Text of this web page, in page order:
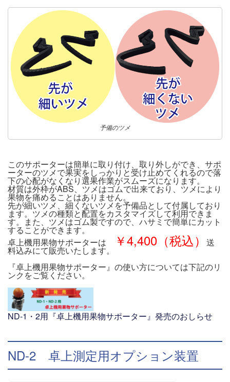
予備のツメ
このサポーターは簡単に取り付け、取り外しができ、サポ
ーターのツメで果実をしっかりと受け止めてくれるので落
下の心配がなくなり選果作業がスムーズになります。
材質は外枠がABS、ツメはゴムで出来ており、ツメにより
果物を痛めることはありません。
先が細いツメ、細くないツメを予備品として付属しており
ます。ツメの種類と配置をカスタマイズして利用できま
す。また、ツメはゴム製ですので、ハサミで簡単にカット
することができます。
卓上機用果物サポーターは
￥4,400（税込） 送
料込みにて販売いたします。
『卓上機用果物サポーター』の使い方については下記のリ
ンクをご覧ください。
ND-1・2用『卓上機用果物サポーター』発売のおしらせ
ND-2 卓上測定用オプション装置